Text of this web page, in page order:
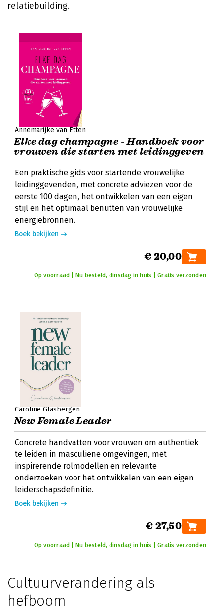
relatiebuilding.
Annemarijke van Etten
Elke dag champagne - Handboek voor
vrouwen die starten met leidinggeven
Een praktische gids voor startende vrouwelijke
leidinggevenden, met concrete adviezen voor de
eerste 100 dagen, het ontwikkelen van een eigen
stijl en het optimaal benutten van vrouwelijke
energiebronnen.
Boek bekijken
€ 20,00
Op voorraad | Nu besteld, dinsdag in huis | Gratis verzonden
Caroline Glasbergen
New Female Leader
Concrete handvatten voor vrouwen om authentiek
te leiden in masculiene omgevingen, met
inspirerende rolmodellen en relevante
onderzoeken voor het ontwikkelen van een eigen
leiderschapsdefinitie.
Boek bekijken
€ 27,50
Op voorraad | Nu besteld, dinsdag in huis | Gratis verzonden
Cultuurverandering als
hefboom